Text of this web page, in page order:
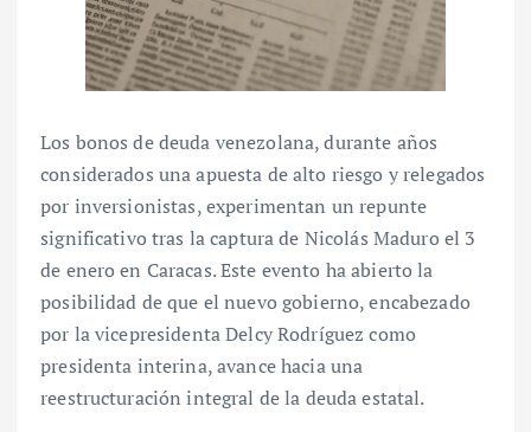
Los bonos de deuda venezolana, durante años
considerados una apuesta de alto riesgo y relegados
por inversionistas, experimentan un repunte
significativo tras la captura de Nicolás Maduro el 3
de enero en Caracas. Este evento ha abierto la
posibilidad de que el nuevo gobierno, encabezado
por la vicepresidenta Delcy Rodríguez como
presidenta interina, avance hacia una
reestructuración integral de la deuda estatal.